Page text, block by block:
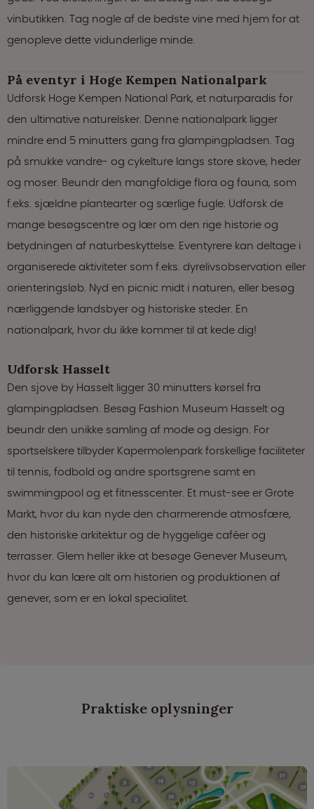
vinbutikken. Tag nogle af de bedste vine med hjem for at
genopleve dette vidunderlige minde.
På eventyr i Hoge Kempen Nationalpark
Udforsk Hoge Kempen National Park, et naturparadis for
den ultimative naturelsker. Denne nationalpark ligger
mindre end 5 minutters gang fra glampingpladsen. Tag
på smukke vandre- og cykelture langs store skove, heder
og moser. Beundr den mangfoldige flora og fauna, som
f.eks. sjældne plantearter og særlige fugle. Udforsk de
mange besøgscentre og lær om den rige historie og
betydningen af naturbeskyttelse. Eventyrere kan deltage i
organiserede aktiviteter som f.eks. dyrelivsobservation eller
orienteringsløb. Nyd en picnic midt i naturen, eller besøg
nærliggende landsbyer og historiske steder. En
nationalpark, hvor du ikke kommer til at kede dig!
Udforsk Hasselt
Den sjove by Hasselt ligger 30 minutters kørsel fra
glampingpladsen. Besøg Fashion Museum Hasselt og
beundr den unikke samling af mode og design. For
sportselskere tilbyder Kapermolenpark forskellige faciliteter
til tennis, fodbold og andre sportsgrene samt en
swimmingpool og et fitnesscenter. Et must-see er Grote
Markt, hvor du kan nyde den charmerende atmosfære,
den historiske arkitektur og de hyggelige caféer og
terrasser. Glem heller ikke at besøge Genever Museum,
hvor du kan lære alt om historien og produktionen af
genever, som er en lokal specialitet.
Praktiske oplysninger